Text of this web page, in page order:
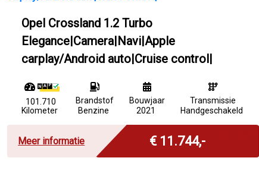
Opel Crossland 1.2 Turbo
Elegance|Camera|Navi|Apple
carplay/Android auto|Cruise control|
101.710
Kilometer
Brandstof
Benzine
Bouwjaar
2021
Transmissie
Handgeschakeld
Meer informatie € 11.744,-